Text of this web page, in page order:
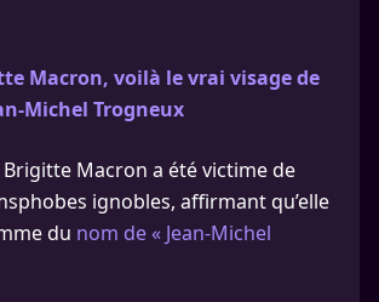
Macron, voilà le vrai visage de
Michel Trogneux
Macron a été victime de
ignobles, affirmant qu’elle
du nom de « Jean-Michel